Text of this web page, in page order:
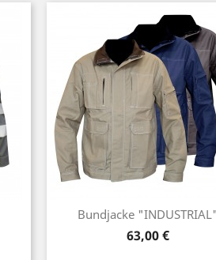
Bundjacke "INDUSTRIAL"
Preis
63,00 €